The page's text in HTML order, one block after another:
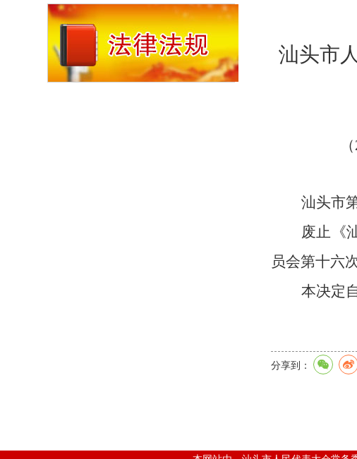
汕头市
（
汕头市
废止《
员会第十六
本决定
分享到：